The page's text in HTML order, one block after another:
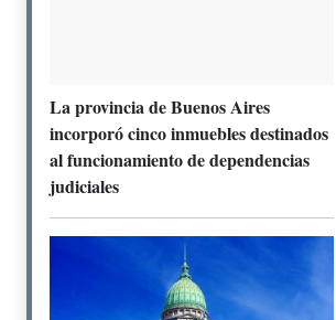
La provincia de Buenos Aires
incorporó cinco inmuebles destinados
al funcionamiento de dependencias
judiciales